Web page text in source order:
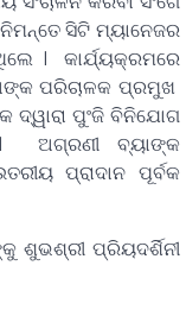
ସିଟି ମ୍ୟାନେଜର
। କାର୍ଯ୍ୟକ୍ରମରେ
ପରିଚାଳକ ପ୍ରମୁଖ
ଦ୍ୱାରା ପୁଂଜି ବିନିଯୋଗ
ଅଗ୍ରଣୀ ବ୍ୟାଙ୍କ
ପ୍ରାଦାନ ପୂର୍ବକ
ପ୍ରିୟଦର୍ଶିନୀ